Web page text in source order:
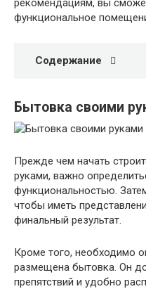
рекомендациям, вы
функциональное
Содержание
Бытовка своими
Прежде чем начать
руками, важно
функциональностью.
чтобы иметь
финальный результат.
Кроме того, необходимо
размещена бытовка. Он
препятствий и удобно